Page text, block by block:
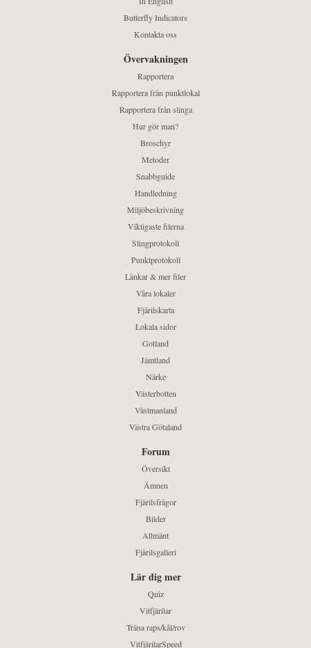
Butterfly Indicators
Kontakta oss
Övervakningen
Rapportera
Rapportera från punktlokal
Rapportera från slinga
Hur gör man?
Broschyr
Metoder
Snabbguide
Handledning
Miljöbeskrivning
Viktigaste filerna
Slingprotokoll
Punktprotokoll
Länkar & mer filer
Våra lokaler
Fjärilskarta
Lokala sidor
Gotland
Jämtland
Närke
Västerbotten
Västmanland
Västra Götaland
Forum
Översikt
Ämnen
Fjärilsfrågor
Bilder
Allmänt
Fjärilsgalleri
Lär dig mer
Quiz
Vitfjärilar
Träna raps/kål/rov
VitfjärilarSpeed